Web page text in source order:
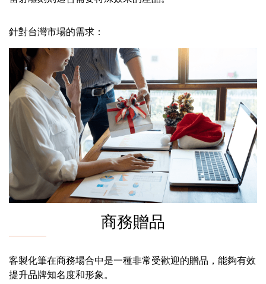
針對台灣市場的需求：
商務贈品
客製化筆在商務場合中是一種非常受歡迎的贈品，能夠有效
提升品牌知名度和形象。